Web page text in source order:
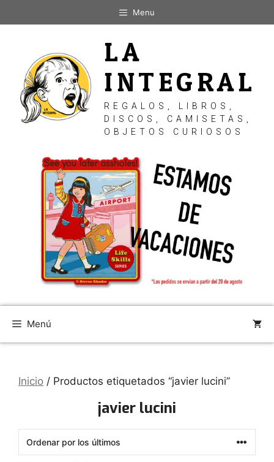
al
Menu
LA
INTEGRAL
REGALOS, LIBROS,
DISCOS, CAMISETAS,
OBJETOS CURIOSOS
Menú
Inicio / Productos etiquetados “javier lucini”
javier lucini